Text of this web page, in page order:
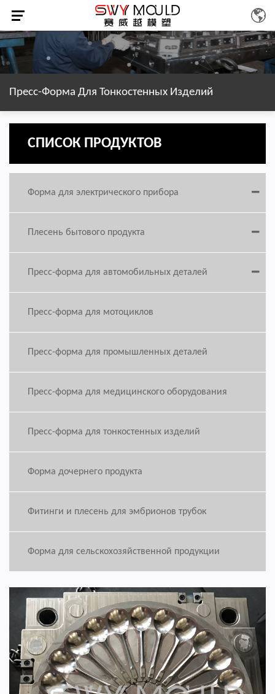
Пресс-Форма Для Тонкостенных Изделий
СПИСОК ПРОДУКТОВ
Форма для электрического прибора
Плесень бытового продукта
Пресс-форма для автомобильных деталей
Пресс-форма для мотоциклов
Пресс-форма для промышленных деталей
Пресс-форма для медицинского оборудования
Пресс-форма для тонкостенных изделий
Форма дочернего продукта
Фитинги и плесень для эмбрионов трубок
Форма для сельскохозяйственной продукции